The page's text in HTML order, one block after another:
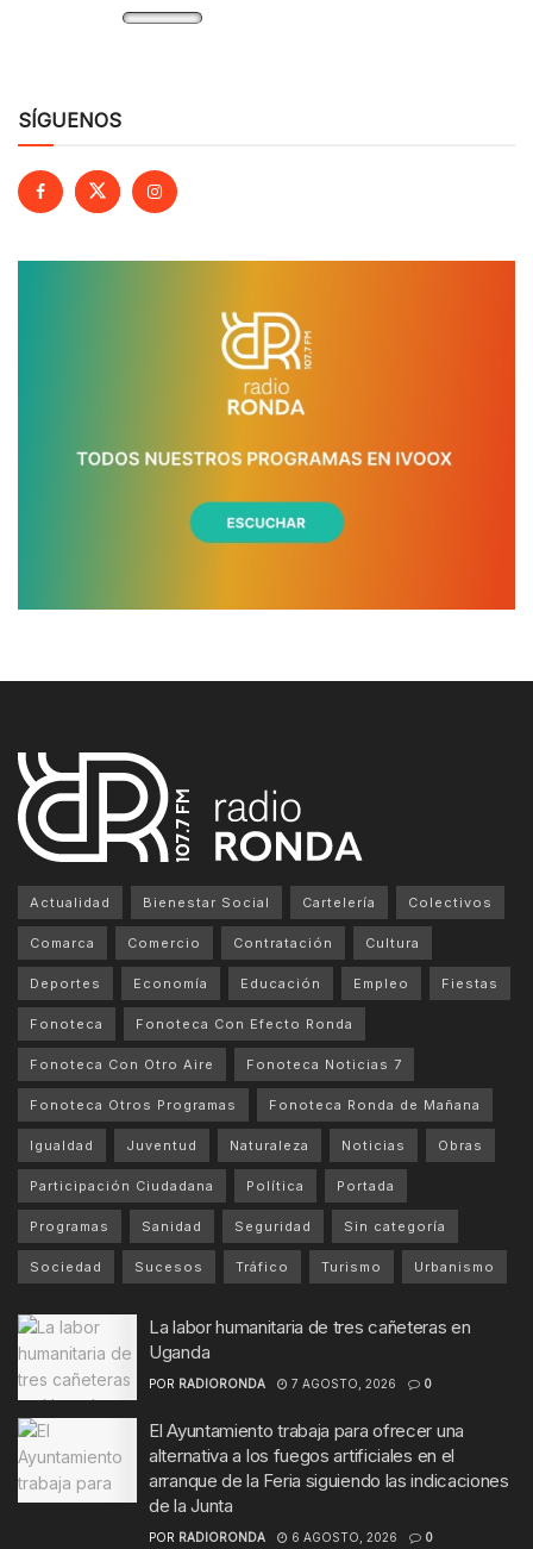
SÍGUENOS
Actualidad Bienestar Social Cartelería Colectivos
Comarca Comercio Contratación Cultura
Deportes Economía Educación Empleo Fiestas
Fonoteca Fonoteca Con Efecto Ronda
Fonoteca Con Otro Aire Fonoteca Noticias 7
Fonoteca Otros Programas Fonoteca Ronda de Mañana
Igualdad Juventud Naturaleza Noticias Obras
Participación Ciudadana Política Portada
Programas Sanidad Seguridad Sin categoría
Sociedad Sucesos Tráfico Turismo Urbanismo
La labor humanitaria de tres cañeteras en
Uganda
POR RADIORONDA 7 AGOSTO, 2026 0
El Ayuntamiento trabaja para ofrecer una
alternativa a los fuegos artificiales en el
arranque de la Feria siguiendo las indicaciones
de la Junta
POR RADIORONDA 6 AGOSTO, 2026 0